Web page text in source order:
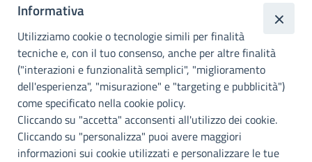
metropolitana di
Palermo
Info e contatti
Città Metropoliitana di Palermo
Via Maqueda, 100 - 90134 - Palermo
Cod. Fisc. 80021470820
PEC: cm.pa@cert.cittametropolitana.pa.it
I nostri canali social
Informativa
Utilizziamo cookie o tecnologie simili per finalità
tecniche e, con il tuo consenso, anche per altre finalità
("interazioni e funzionalità semplici", "miglioramento
dell'esperienza", "misurazione" e "targeting e pubblicità")
come specificato nella cookie policy.
Cliccando su "accetta" acconsenti all'utilizzo dei cookie.
Cliccando su "personalizza" puoi avere maggiori
informazioni sui cookie utilizzati e personalizzare le tue